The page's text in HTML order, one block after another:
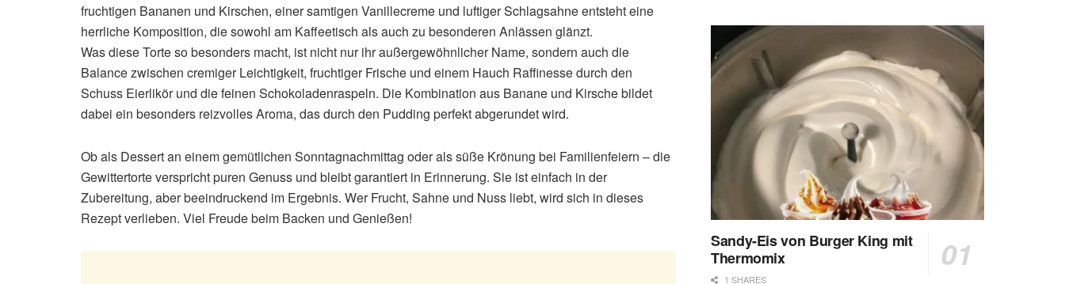
fruchtigen Bananen und Kirschen, einer samtigen Vanillecreme und luftiger Schlagsahne entsteht eine
herrliche Komposition, die sowohl am Kaffeetisch als auch zu besonderen Anlässen glänzt.
Was diese Torte so besonders macht, ist nicht nur ihr außergewöhnlicher Name, sondern auch die
Balance zwischen cremiger Leichtigkeit, fruchtiger Frische und einem Hauch Raffinesse durch den
Schuss Eierlikör und die feinen Schokoladenraspeln. Die Kombination aus Banane und Kirsche bildet
dabei ein besonders reizvolles Aroma, das durch den Pudding perfekt abgerundet wird.
Ob als Dessert an einem gemütlichen Sonntagnachmittag oder als süße Krönung bei Familienfeiern – die
Gewittertorte verspricht puren Genuss und bleibt garantiert in Erinnerung. Sie ist einfach in der
Zubereitung, aber beeindruckend im Ergebnis. Wer Frucht, Sahne und Nuss liebt, wird sich in dieses
Rezept verlieben. Viel Freude beim Backen und Genießen!
Sandy-Eis von Burger King mit
Thermomix
1 SHARES